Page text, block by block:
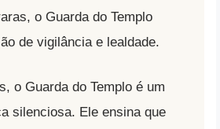
o Guarda do Templo
de vigilância e lealdade.
o Guarda do Templo é um
silenciosa. Ele ensina que